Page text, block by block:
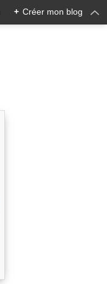
+ Créer mon blog